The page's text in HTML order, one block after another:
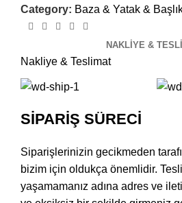
Category: Baza & Yatak &
NAKLIYE &
Nakliye & Teslimat
SİPARİŞ SÜRECİ
Siparişlerinizin gecikmeden
bizim için oldukça önemlidir.
yaşamamanız adına adres ve